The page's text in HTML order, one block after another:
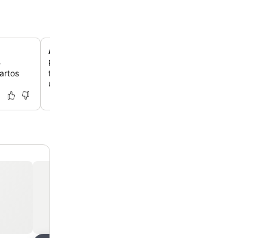
Área de relaxamento Ginkgo e spa
Revitalize-se no spa dedicado, que oferece sauna,
tratamentos de beleza e a opção de um personal
únicos de sight-jogging.